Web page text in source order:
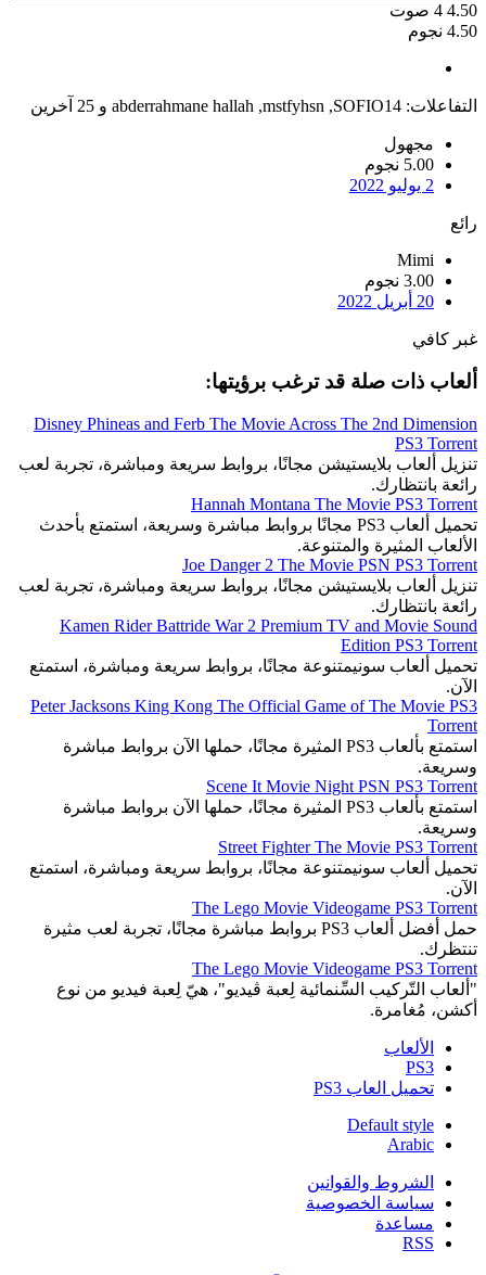
4.50
4 صوت
4.50 نجوم
التفاعلات: SOFIO14
,
mstfyhsn
,
abderrahmane hallah و 25 آخرين
مجهول
5.00 نجوم
2 يوليو 2022
رائع
Mimi
3.00 نجوم
20 أبريل 2022
غبر كافي
ألعاب ذات صلة قد ترغب برؤيتها:
Disney Phineas and Ferb The Movie Across The 2nd Dimension
PS3 Torrent
تنزيل ألعاب بلايستيشن مجانًا، بروابط سريعة ومباشرة، تجربة لعب
رائعة بانتظارك.
Hannah Montana The Movie PS3 Torrent
تحميل ألعاب PS3 مجانًا بروابط مباشرة وسريعة، استمتع بأحدث
الألعاب المثيرة والمتنوعة.
Joe Danger 2 The Movie PSN PS3 Torrent
تنزيل ألعاب بلايستيشن مجانًا، بروابط سريعة ومباشرة، تجربة لعب
رائعة بانتظارك.
Kamen Rider Battride War 2 Premium TV and Movie Sound
Edition PS3 Torrent
تحميل ألعاب سونيمتنوعة مجانًا، بروابط سريعة ومباشرة، استمتع
الآن.
Peter Jacksons King Kong The Official Game of The Movie PS3
Torrent
استمتع بألعاب PS3 المثيرة مجانًا، حملها الآن بروابط مباشرة
وسريعة.
Scene It Movie Night PSN PS3 Torrent
استمتع بألعاب PS3 المثيرة مجانًا، حملها الآن بروابط مباشرة
وسريعة.
Street Fighter The Movie PS3 Torrent
تحميل ألعاب سونيمتنوعة مجانًا، بروابط سريعة ومباشرة، استمتع
الآن.
The Lego Movie Videogame PS3 Torrent
حمل أفضل ألعاب PS3 بروابط مباشرة مجانًا، تجربة لعب مثيرة
تنتظرك.
The Lego Movie Videogame PS3 Torrent
"ألعاب التّركيب السِّنمائية لِعبة ڤيديو"، هيّ لِعبة فيديو من نوع
أكشن، مُغامرة.
الألعاب
PS3
تحميل العاب PS3
Default style
Arabic
الشروط والقوانين
سياسة الخصوصية
مساعدة
RSS